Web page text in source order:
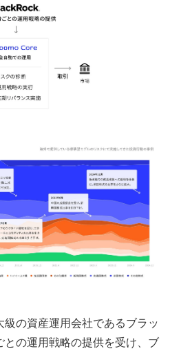
の資産運用会社であるブラッ
との運用戦略の提供を受け、ブ